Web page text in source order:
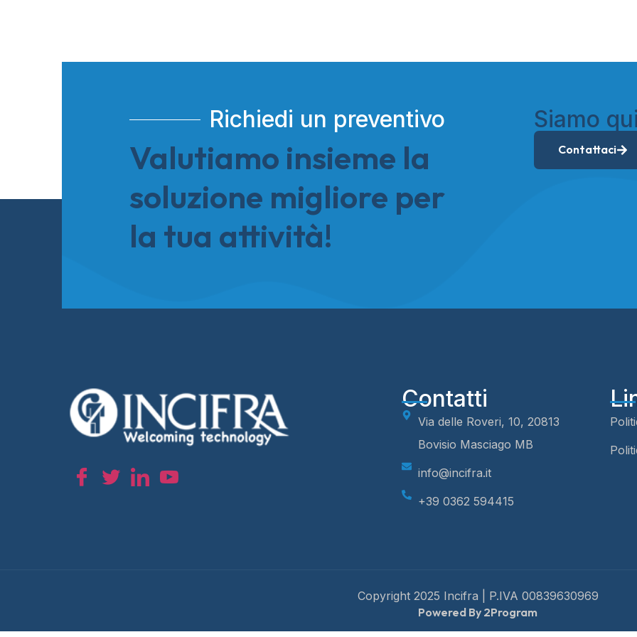
Richiedi un preventivo
Valutiamo insieme la
soluzione migliore per
la tua attività!
Siamo
Contattaci
Contatti
Via delle Roveri, 10, 20813
Bovisio Masciago MB
info@incifra.it
+39 0362 594415
Copyright 2025 Incifra | P.IVA 00839630969
Powered By 2Program